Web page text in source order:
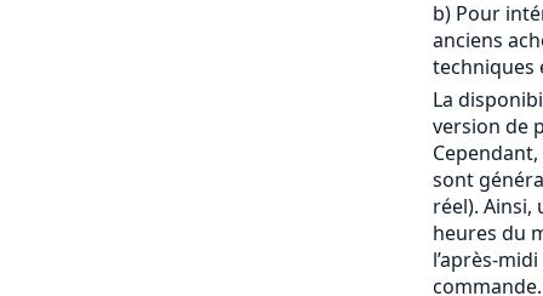
b) Pour
anciens
techniques
La
version de
sont
réel).
heures du
l’après-